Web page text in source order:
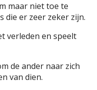
maar niet toe te
die er zeer zeker zijn.
verleden en speelt
de ander naar zich
van dien.